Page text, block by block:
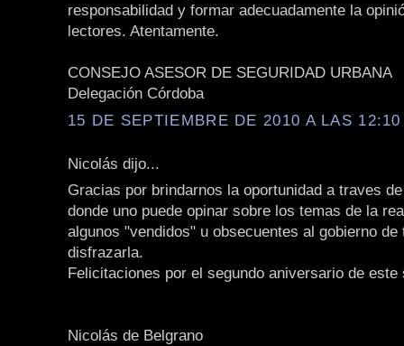
responsabilidad y formar adecuadamente la
lectores. Atentamente.
CONSEJO ASESOR DE SEGURIDAD URBANA
Delegación Córdoba
15 DE SEPTIEMBRE DE 2010 A LAS 12:10
Nicolás dijo...
Gracias por brindarnos la oportunidad a traves
donde uno puede opinar sobre los temas de la
algunos "vendidos" u obsecuentes al gobierno de
disfrazarla.
Felicitaciones por el segundo aniversario de este
Nicolás de Belgrano